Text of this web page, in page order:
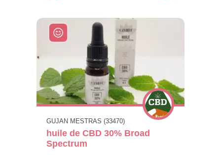
GUJAN MESTRAS (33470)
huile de CBD 30% Broad
Spectrum